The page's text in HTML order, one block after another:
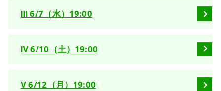
Ⅲ 6/7（水）19:00
Ⅳ 6/10（土）19:00
Ⅴ 6/12（月）19:00